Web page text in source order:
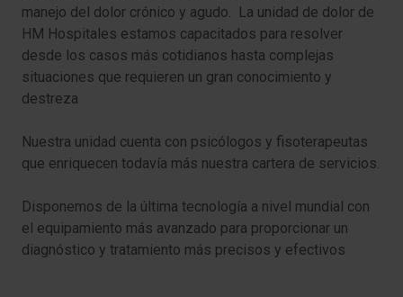
manejo del dolor crónico y agudo. La unidad de dolor de
HM Hospitales estamos capacitados para resolver
desde los casos más cotidianos hasta complejas
situaciones que requieren un gran conocimiento y
destreza
Nuestra unidad cuenta con psicólogos y fisoterapeutas
que enriquecen todavía más nuestra cartera de servicios.
Disponemos de la última tecnología a nivel mundial con
el equipamiento más avanzado para proporcionar un
diagnóstico y tratamiento más precisos y efectivos